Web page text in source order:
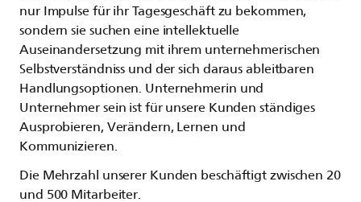
nur Impulse für ihr Tagesgeschäft zu bekommen,
sondern sie suchen eine intellektuelle
Auseinandersetzung mit ihrem unternehmerischen
Selbstverständniss und der sich daraus ableitbaren
Handlungsoptionen. Unternehmerin und
Unternehmer sein ist für unsere Kunden ständiges
Ausprobieren, Verändern, Lernen und
Kommunizieren.
Die Mehrzahl unserer Kunden beschäftigt zwischen 20
und 500 Mitarbeiter.